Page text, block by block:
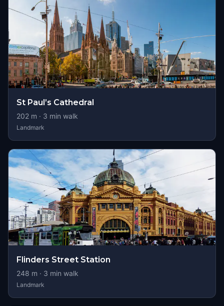
St Paul’s Cathedral
202 m · 3 min walk
Landmark
Flinders Street Station
248 m · 3 min walk
Landmark